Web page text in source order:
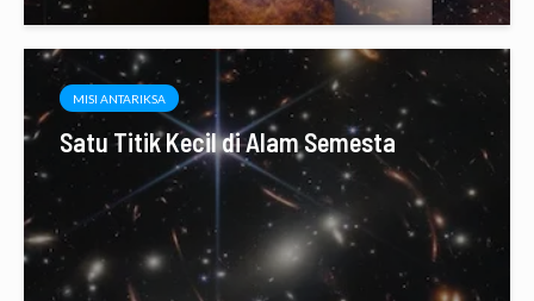
MISI ANTARIKSA
Satu Titik Kecil di Alam Semesta